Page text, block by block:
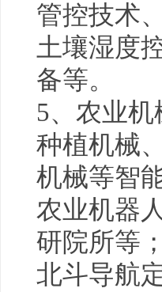
管控技术
土壤湿度
备等。
5、农业机
种植机械
机械等智
农业机器
研院所等；
北斗导航